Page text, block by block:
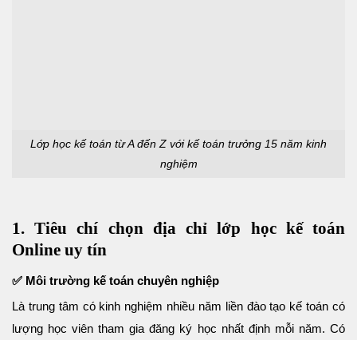
Lớp học kế toán từ A đến Z với kế toán trưởng 15 năm kinh
nghiệm
1. Tiêu chí chọn địa chỉ lớp học kế toán
Online uy tín
✅ Môi trường kế toán chuyên nghiệp
Là trung tâm có kinh nghiệm nhiều năm liền đào tạo kế toán có
lượng học viên tham gia đăng ký học nhất định mỗi năm. Có